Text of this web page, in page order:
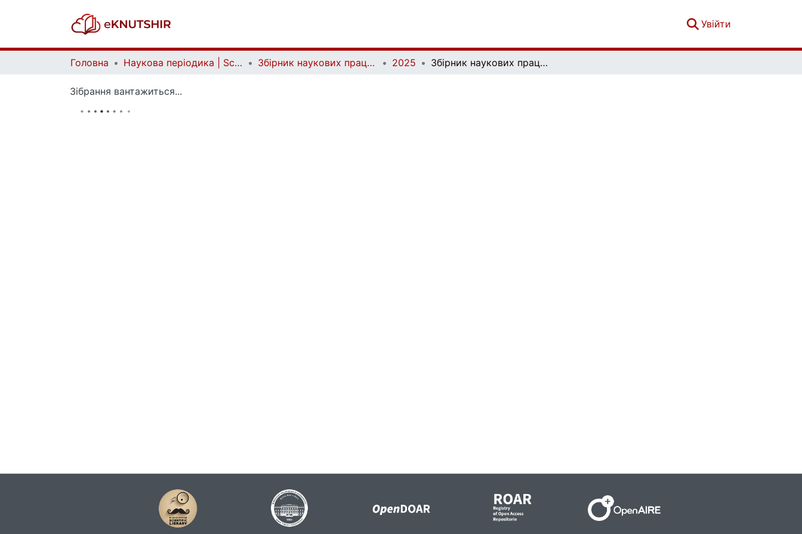
Увійти
Головна Наукова періодика | Scientific periodicals Збірник наукових праць Військового інституту Київського національного університету імені Тараса Шевченка | Collection of Scientific Studies of the Military Institute of Taras Shevchenko National University of Kyiv 2025 Збірник наукових праць Військового інституту Київського національного університету імені Тараса Шевченка. Вип. 86
Зібрання вантажиться...